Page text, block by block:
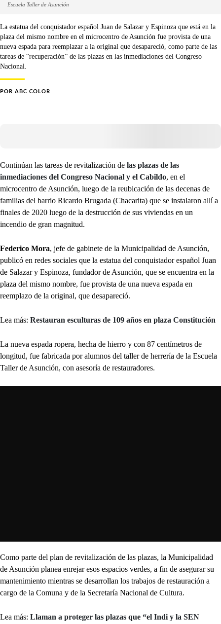
Escuela Taller de Asunción
La estatua del conquistador español Juan de Salazar y Espinoza que está en la
plaza del mismo nombre en el microcentro de Asunción fue provista de una
nueva espada para reemplazar a la original que desapareció, como parte de las
tareas de “recuperación” de las plazas en las inmediaciones del Congreso
Nacional.
POR ABC COLOR
Continúan las tareas de revitalización de las plazas de las
inmediaciones del Congreso Nacional y el Cabildo, en el
microcentro de Asunción, luego de la reubicación de las decenas de
familias del barrio Ricardo Brugada (Chacarita) que se instalaron allí a
finales de 2020 luego de la destrucción de sus viviendas en un
incendio de gran magnitud.
Federico Mora, jefe de gabinete de la Municipalidad de Asunción,
publicó en redes sociales que la estatua del conquistador español Juan
de Salazar y Espinoza, fundador de Asunción, que se encuentra en la
plaza del mismo nombre, fue provista de una nueva espada en
reemplazo de la original, que desapareció.
Lea más: Restauran esculturas de 109 años en plaza Constitución
La nueva espada ropera, hecha de hierro y con 87 centímetros de
longitud, fue fabricada por alumnos del taller de herrería de la Escuela
Taller de Asunción, con asesoría de restauradores.
Como parte del plan de revitalización de las plazas, la Municipalidad
de Asunción planea enrejar esos espacios verdes, a fin de asegurar su
mantenimiento mientras se desarrollan los trabajos de restauración a
cargo de la Comuna y de la Secretaría Nacional de Cultura.
Lea más: Llaman a proteger las plazas que “el Indi y la SEN